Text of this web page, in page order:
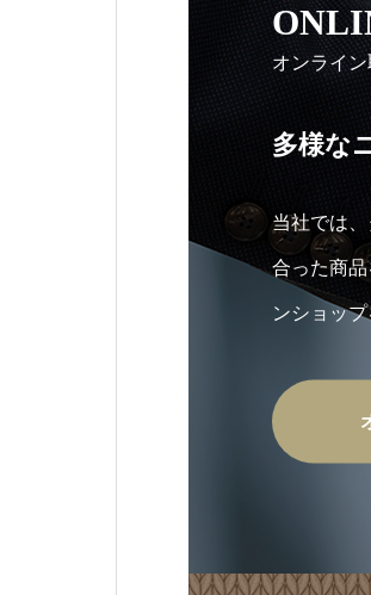
オンライン
多様な
当社では
合った商
ンショッ